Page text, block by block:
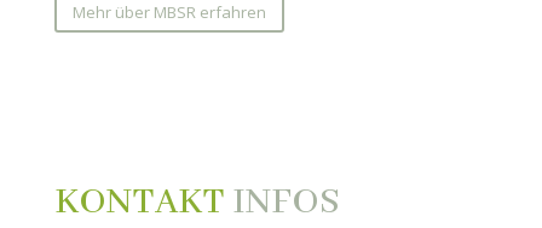
Mehr über MBSR erfahren
KONTAKT INFOS